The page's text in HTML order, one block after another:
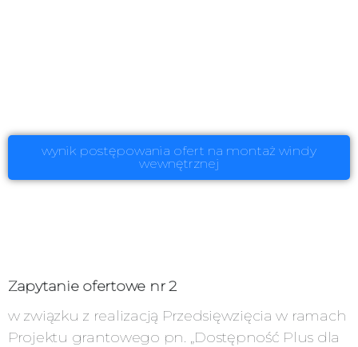
wynik postępowania ofert na montaż windy
wewnętrznej
Zapytanie ofertowe nr 2
w związku z realizacją Przedsięwzięcia w ramach
Projektu grantowego pn. „Dostępność Plus dla